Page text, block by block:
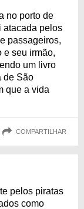
no porto de
atacada pelos
passageiros,
e seu irmão,
um livro
de São
que a vida
COMPARTILHAR
pelos piratas
como